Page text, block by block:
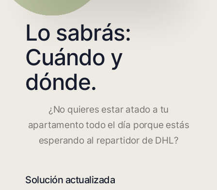
Lo sabrás:
Cuándo y
dónde.
¿No quieres estar atado a tu
apartamento todo el día porque estás
esperando al repartidor de DHL?
Solución actualizada